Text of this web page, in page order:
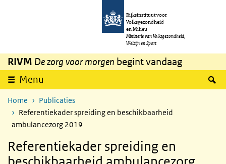
Overslaan en naar de inhoud gaan
Rijksinstituut voor
Volksgezondheid
en Milieu
Ministerie van Volksgezondheid,
Welzijn en Sport
RIVM De zorg voor morgen begint vandaag
Menu
Home
Publicaties
Referentiekader spreiding en beschikbaarheid
ambulancezorg 2019
Referentiekader spreiding en